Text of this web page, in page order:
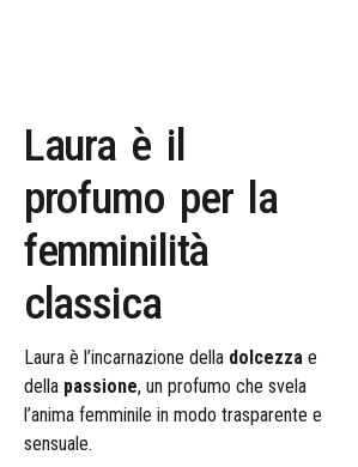
Laura è il
profumo per la
femminilità
classica
Laura è l’incarnazione della dolcezzae
della passione, un profumo che svela
l’anima femminile in modo trasparente e
sensuale.